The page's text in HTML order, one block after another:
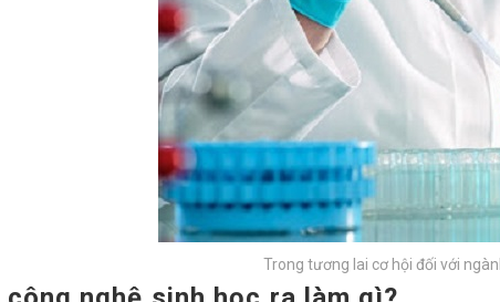
Trong tương lai cơ hội đối với